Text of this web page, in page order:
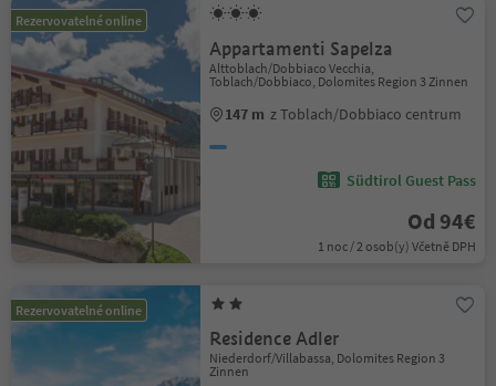
Rezervovatelné online
Appartamenti Sapelza
Alttoblach/Dobbiaco Vecchia,
Toblach/Dobbiaco, Dolomites Region 3 Zinnen
147 m z Toblach/Dobbiaco centrum
Südtirol Guest Pass
Od 94€
1 noc / 2 osob(y) Včetně DPH
Rezervovatelné online
Residence Adler
Niederdorf/Villabassa, Dolomites Region 3
Zinnen